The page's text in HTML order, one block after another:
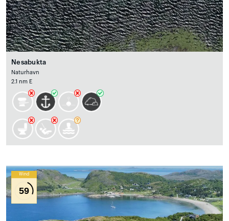
Nesabukta
Naturhavn
2.1 nm E
Wind
59